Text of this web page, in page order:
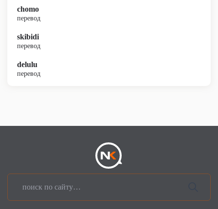
chomo
перевод
skibidi
перевод
delulu
перевод